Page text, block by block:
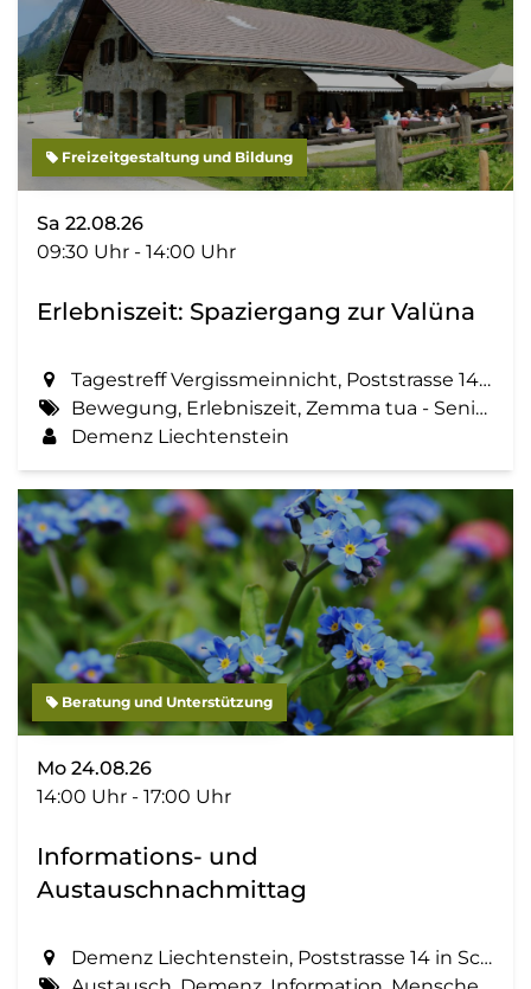
Freizeitgestaltung und Bildung
Sa 22.08.26
09:30 Uhr - 14:00 Uhr
Erlebniszeit: Spaziergang zur Valüna
Tagestreff Vergissmeinnicht, Poststrasse 14 in Schaan
Bewegung, Erlebniszeit, Zemma tua - Senioren gemeinsam aktiv, Spaziergang, Geselligkeit
Demenz Liechtenstein
Beratung und Unterstützung
Mo 24.08.26
14:00 Uhr - 17:00 Uhr
Informations- und
Austauschnachmittag
Demenz Liechtenstein, Poststrasse 14 in Schaan